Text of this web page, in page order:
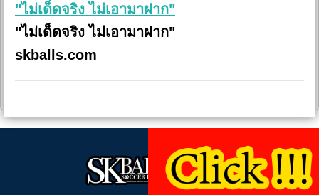
"ไม่เด็ดจริง ไม่เอามาฝาก"
"ไม่เด็ดจริง ไม่เอามาฝาก"
skballs.com